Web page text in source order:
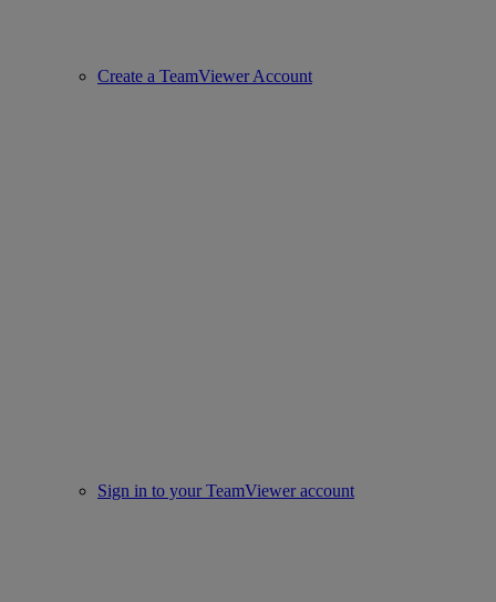
Create a TeamViewer Account
Sign in to your TeamViewer account